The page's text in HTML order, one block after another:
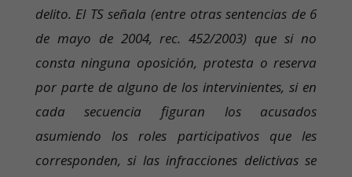
delito. El TS señala (entre otras sentencias de 6
de mayo de 2004, rec. 452/2003) que si no
consta ninguna oposición, protesta o reserva
por parte de alguno de los intervinientes, si en
cada secuencia figuran los acusados
asumiendo los roles participativos que les
corresponden, si las infracciones delictivas se